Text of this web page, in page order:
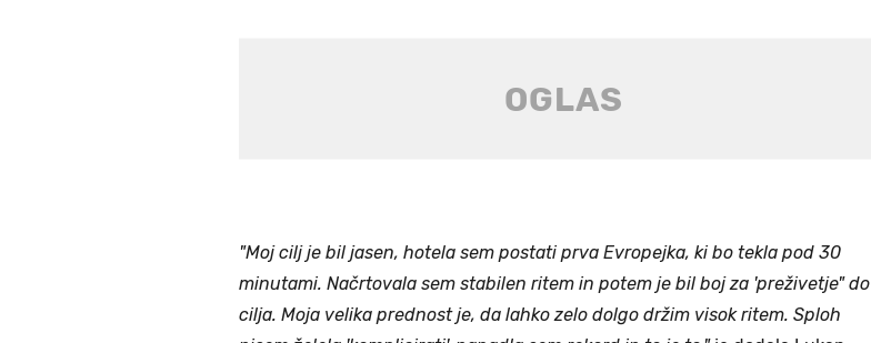
"Moj cilj je bil jasen, hotela sem postati prva Evropejka, ki bo tekla pod 30
minutami. Načrtovala sem stabilen ritem in potem je bil boj za 'preživetje" do
cilja. Moja velika prednost je, da lahko zelo dolgo držim visok ritem. Sploh